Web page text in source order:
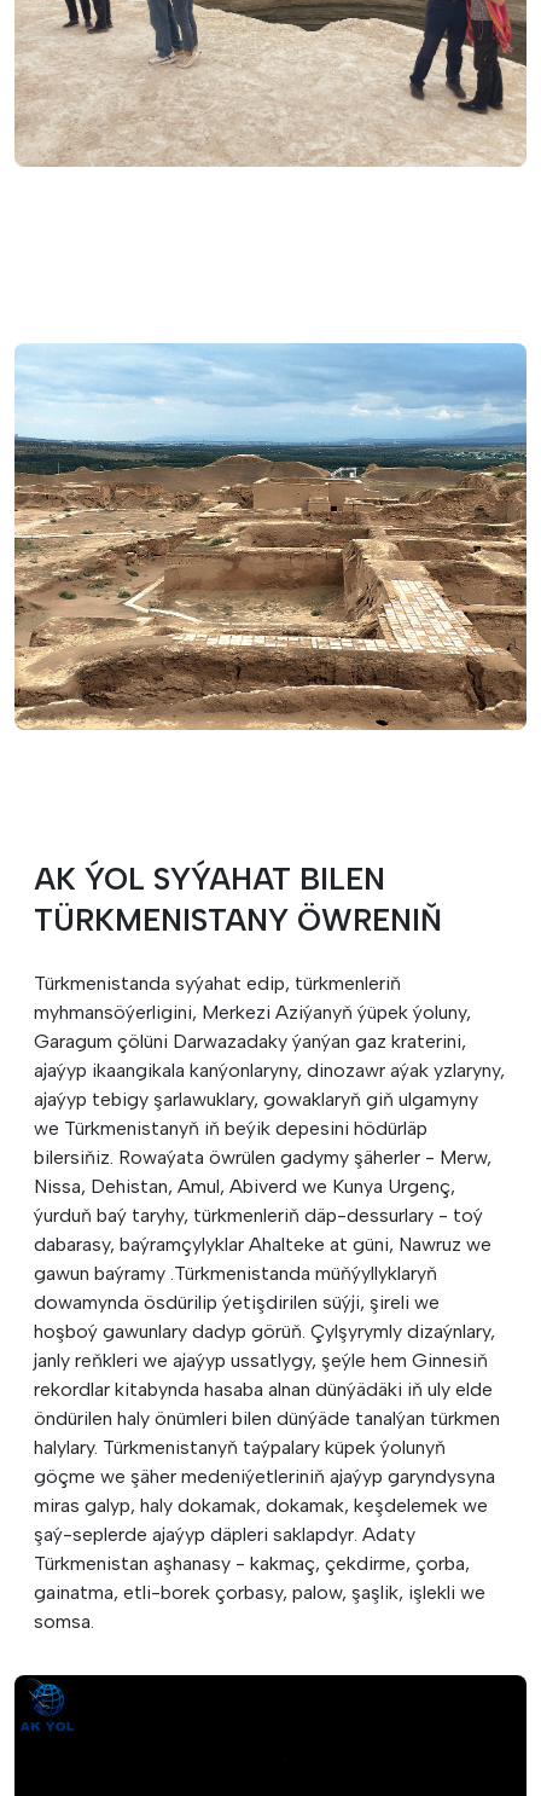
AK ÝOL SYÝAHAT BILEN
TÜRKMENISTANY ÖWRENIŇ
Türkmenistanda syýahat edip, türkmenleriň
myhmansöýerligini, Merkezi Aziýanyň ýüpek ýoluny,
Garagum çölüni Darwazadaky ýanýan gaz kraterini,
ajaýyp ikaangikala kanýonlaryny, dinozawr aýak yzlaryny,
ajaýyp tebigy şarlawuklary, gowaklaryň giň ulgamyny
we Türkmenistanyň iň beýik depesini hödürläp
bilersiňiz. Rowaýata öwrülen gadymy şäherler - Merw,
Nissa, Dehistan, Amul, Abiverd we Kunya Urgenç,
ýurduň baý taryhy, türkmenleriň däp-dessurlary - toý
dabarasy, baýramçylyklar Ahalteke at güni, Nawruz we
gawun baýramy .Türkmenistanda müňýyllyklaryň
dowamynda ösdürilip ýetişdirilen süýji, şireli we
hoşboý gawunlary dadyp görüň. Çylşyrymly dizaýnlary,
janly reňkleri we ajaýyp ussatlygy, şeýle hem Ginnesiň
rekordlar kitabynda hasaba alnan dünýädäki iň uly elde
öndürilen haly önümleri bilen dünýäde tanalýan türkmen
halylary. Türkmenistanyň taýpalary küpek ýolunyň
göçme we şäher medeniýetleriniň ajaýyp garyndysyna
miras galyp, haly dokamak, dokamak, keşdelemek we
şaý-seplerde ajaýyp däpleri saklapdyr. Adaty
Türkmenistan aşhanasy - kakmaç, çekdirme, çorba,
gainatma, etli-borek çorbasy, palow, şaşlik, işlekli we
somsa.